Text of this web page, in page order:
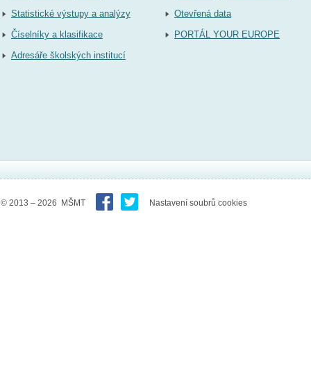
Statistické výstupy a analýzy
Číselníky a klasifikace
Adresáře školských institucí
Otevřená data
PORTÁL YOUR EUROPE
© 2013 – 2026 MŠMT Nastavení soubrů cookies